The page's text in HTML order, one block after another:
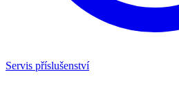
Servis příslušenství